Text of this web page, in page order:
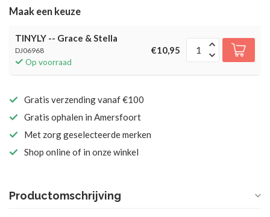
Maak een keuze
TINYLY -- Grace & Stella
DJ06968
Op voorraad
€10,95
Gratis verzending vanaf €100
Gratis ophalen in Amersfoort
Met zorg geselecteerde merken
Shop online of in onze winkel
Productomschrijving